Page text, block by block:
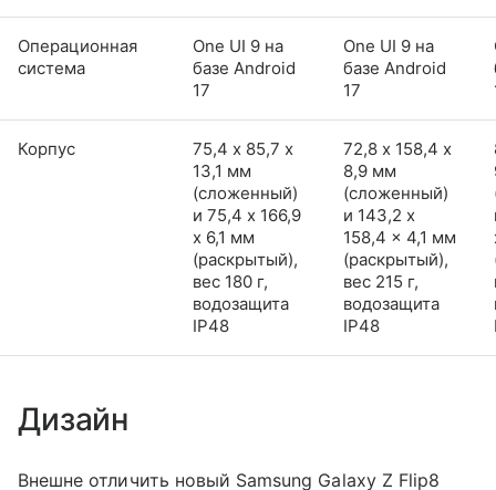
Операционная
система
One UI 9 на
базе Android
17
One UI 9 на
базе Android
17
Корпус
75,4 х 85,7 х
13,1 мм
(сложенный)
и 75,4 x 166,9
x 6,1 мм
(раскрытый),
вес 180 г,
водозащита
IP48
72,8 х 158,4 х
8,9 мм
(сложенный)
и 143,2 x
158,4 x 4,1 мм
(раскрытый),
вес 215 г,
водозащита
IP48
Дизайн
Внешне отличить новый Samsung Galaxy Z Flip8